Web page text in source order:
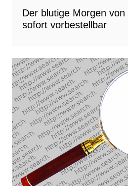
Der blutige Morgen
sofort vorbestellbar